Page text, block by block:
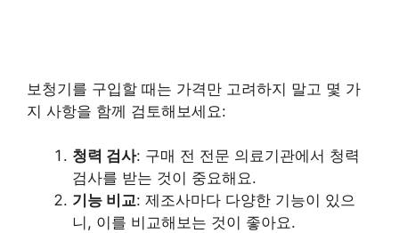
보청기를 구입할 때는 가격만 고려하지 말고 몇 가
지 사항을 함께 검토해보세요:
청력 검사: 구매 전 전문 의료기관에서 청력
검사를 받는 것이 중요해요.
기능 비교: 제조사마다 다양한 기능이 있으
니, 이를 비교해보는 것이 좋아요.